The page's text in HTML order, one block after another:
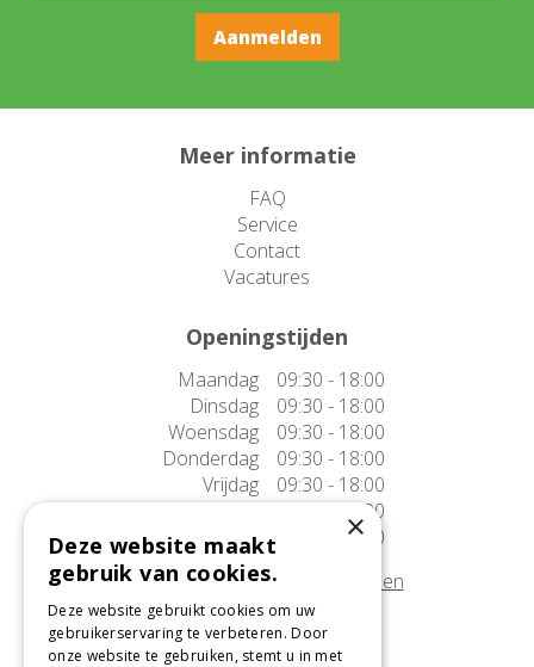
Meer informatie
FAQ
Service
Contact
Vacatures
Openingstijden
Maandag
09:30 - 18:00
Dinsdag
09:30 - 18:00
Woensdag
09:30 - 18:00
Donderdag
09:30 - 18:00
Vrijdag
09:30 - 18:00
Zaterdag
09:30 - 17:00
Zondag
10:00 - 17:00
Afwijkende openingstijden tonen
Onze locatie
×
Deze website maakt
gebruik van cookies.
Deze website gebruikt cookies om uw
gebruikerservaring te verbeteren. Door
onze website te gebruiken, stemt u in met